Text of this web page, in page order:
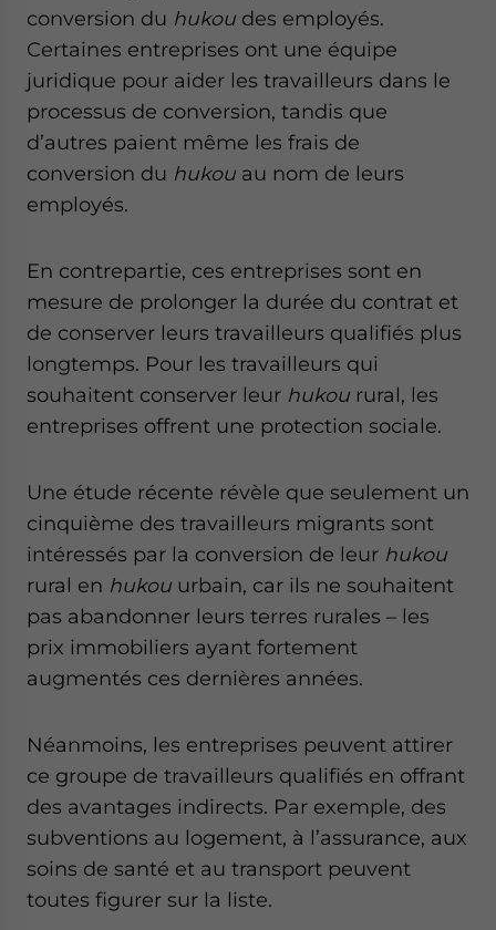
conversion du hukou des employés.
Certaines entreprises ont une équipe
juridique pour aider les travailleurs dans le
processus de conversion, tandis que
d’autres paient même les frais de
conversion du hukou au nom de leurs
employés.
En contrepartie, ces entreprises sont en
mesure de prolonger la durée du contrat et
de conserver leurs travailleurs qualifiés plus
longtemps. Pour les travailleurs qui
souhaitent conserver leur hukou rural, les
entreprises offrent une protection sociale.
Une étude récente révèle que seulement un
cinquième des travailleurs migrants sont
intéressés par la conversion de leur hukou
rural en hukou urbain, car ils ne souhaitent
pas abandonner leurs terres rurales – les
prix immobiliers ayant fortement
augmentés ces dernières années.
Néanmoins, les entreprises peuvent attirer
ce groupe de travailleurs qualifiés en offrant
des avantages indirects. Par exemple, des
subventions au logement, à l’assurance, aux
soins de santé et au transport peuvent
toutes figurer sur la liste.